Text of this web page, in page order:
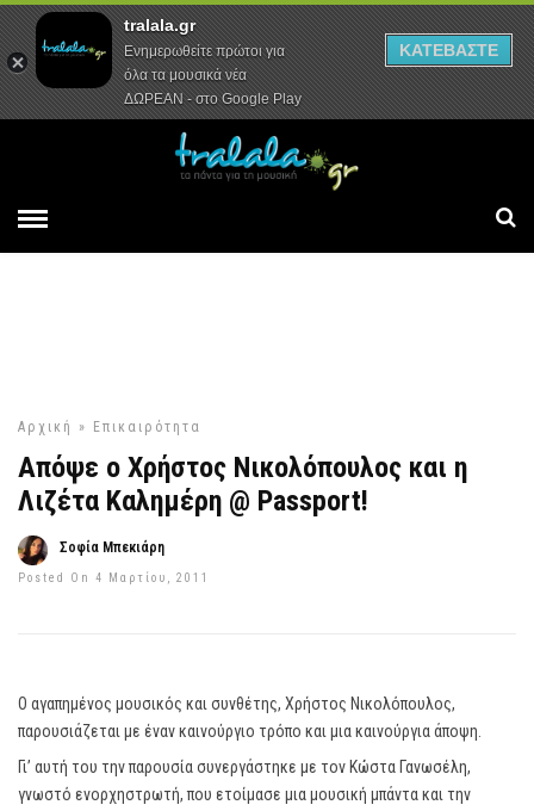
Αρχική Συνεντεύξεις Ρεπορτάζ
Αρχική » Επικαιρότητα
Απόψε ο Χρήστος Νικολόπουλος και η
Λιζέτα Καλημέρη @ Passport!
Σοφία Μπεκιάρη
Posted On 4 Μαρτίου, 2011
Ο αγαπημένος μουσικός και συνθέτης, Χρήστος Νικολόπουλος,
παρουσιάζεται με έναν καινούργιο τρόπο και μια καινούργια άποψη.
Γι’ αυτή του την παρουσία συνεργάστηκε με τον Κώστα Γανωσέλη,
γνωστό ενορχηστρωτή, που ετοίμασε μια μουσική μπάντα και την
tralala.gr
Ενημερωθείτε πρώτοι για
όλα τα μουσικά νέα
ΔΩΡΕΑΝ - στο Google Play
ΚΑΤΕΒΑΣΤΕ